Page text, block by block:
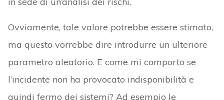
Ovviamente, tale valore potrebbe essere stimato,
ma questo vorrebbe dire introdurre un ulteriore
parametro aleatorio. E come mi comporto se
l’incidente non ha provocato indisponibilità e
quindi fermo dei sistemi? Ad esempio le